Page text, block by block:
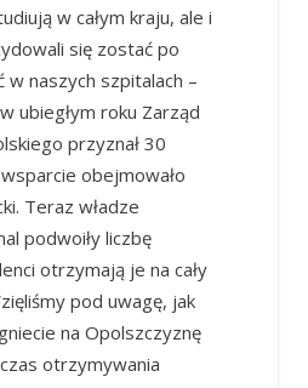
w całym kraju, ale i
się zostać po
w naszych szpitalach –
ubiegłym roku Zarząd
przyznał 30
obejmowało
Teraz władze
podwoiły liczbę
otrzymają je na cały
pod uwagę, jak
na Opolszczyznę
otrzymywania